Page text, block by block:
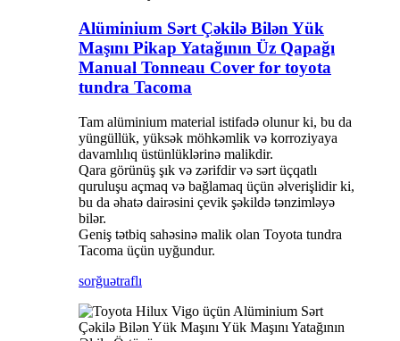
Alüminium Sərt Çəkilə Bilən Yük
Maşını Pikap Yatağının Üz Qapağı
Manual Tonneau Cover for toyota
tundra Tacoma
Tam alüminium material istifadə olunur ki, bu da
yüngüllük, yüksək möhkəmlik və korroziyaya
davamlılıq üstünlüklərinə malikdir.
Qara görünüş şık və zərifdir və sərt üçqatlı
quruluşu açmaq və bağlamaq üçün əlverişlidir ki,
bu da əhatə dairəsini çevik şəkildə tənzimləyə
bilər.
Geniş tətbiq sahəsinə malik olan Toyota tundra
Tacoma üçün uyğundur.
sorğuətraflı